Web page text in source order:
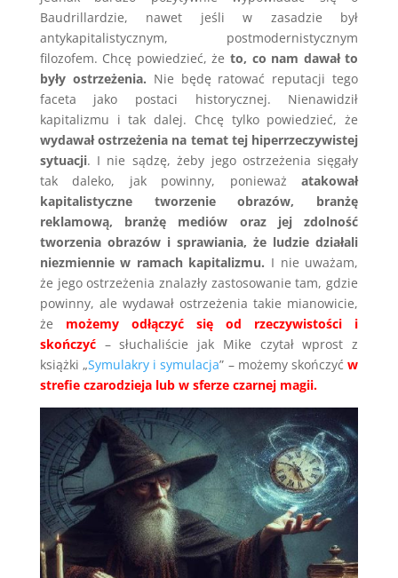
Baudrillardzie, nawet jeśli w zasadzie był
antykapitalistycznym, postmodernistycznym
filozofem. Chcę powiedzieć, że to, co nam dawał to
były ostrzeżenia. Nie będę ratować reputacji tego
faceta jako postaci historycznej. Nienawidził
kapitalizmu i tak dalej. Chcę tylko powiedzieć, że
wydawał ostrzeżenia na temat tej hiperrzeczywistej
sytuacji. I nie sądzę, żeby jego ostrzeżenia sięgały
tak daleko, jak powinny, ponieważatakował
kapitalistyczne tworzenie obrazów, branżę
reklamową, branżę mediów oraz jej zdolność
tworzenia obrazów i sprawiania, że ludzie działali
niezmiennie w ramach kapitalizmu. I nie uważam,
że jego ostrzeżenia znalazły zastosowanie tam, gdzie
powinny, ale wydawał ostrzeżenia takie mianowicie,
że możemy odłączyć się od rzeczywistości i
skończyć– słuchaliście jak Mike czytał wprost z
książki „Symulakry i symulacja” – możemy skończyćw
strefie czarodzieja lub w sferze czarnej magii.